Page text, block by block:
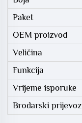
Paket
OEM proizvod
Veličina
Funkcija
Vrijeme isporuke
Brodarski prijevoz